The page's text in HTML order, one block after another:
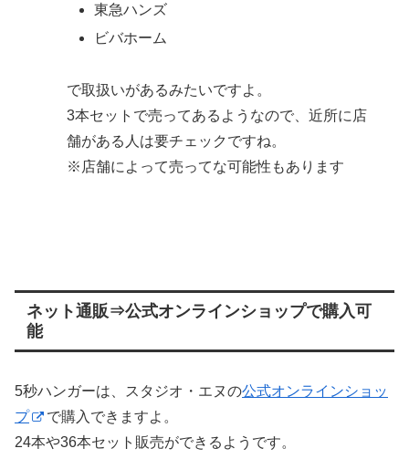
東急ハンズ
ビバホーム
で取扱いがあるみたいですよ。
3本セットで売ってあるようなので、近所に店
舗がある人は要チェックですね。
※店舗によって売ってな可能性もあります
ネット通販⇒公式オンラインショップで購入可
能
5秒ハンガーは、スタジオ・エヌの公式オンラインショッ
プ
で購入できますよ。
24本や36本セット販売ができるようです。